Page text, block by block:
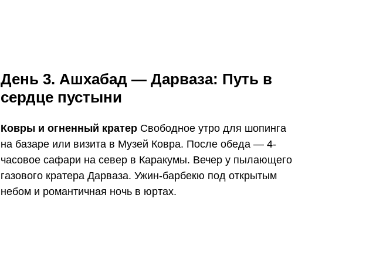
День 3. Ашхабад — Дарваза: Путь в
сердце пустыни
Ковры и огненный кратер Свободное утро для шопинга
на базаре или визита в Музей Ковра. После обеда — 4-
часовое сафари на север в Каракумы. Вечер у пылающего
газового кратера Дарваза. Ужин-барбекю под открытым
небом и романтичная ночь в юртах.